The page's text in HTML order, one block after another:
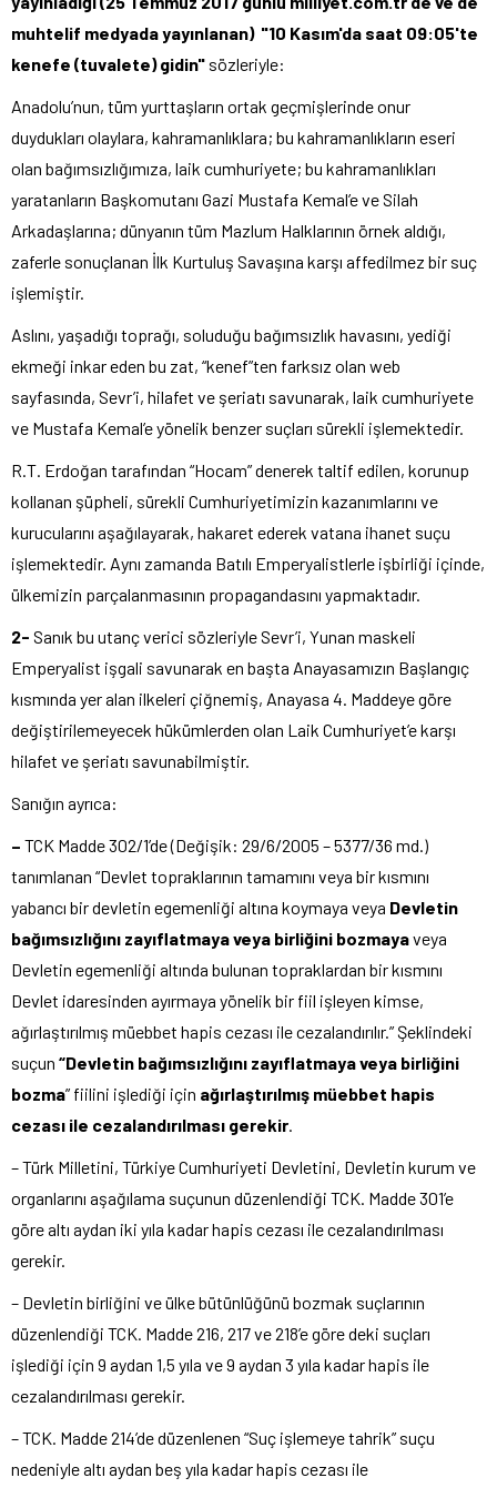
muhtelif medyada yayınlanan) "10 Kasım'da saat 09:05'te
kenefe (tuvalete) gidin" sözleriyle:
Anadolu’nun, tüm yurttaşların ortak geçmişlerinde onur
duydukları olaylara, kahramanlıklara; bu kahramanlıkların eseri
olan bağımsızlığımıza, laik cumhuriyete; bu kahramanlıkları
yaratanların Başkomutanı Gazi Mustafa Kemal’e ve Silah
Arkadaşlarına; dünyanın tüm Mazlum Halklarının örnek aldığı,
zaferle sonuçlanan İlk Kurtuluş Savaşına karşı affedilmez bir suç
işlemiştir.
Aslını, yaşadığı toprağı, soluduğu bağımsızlık havasını, yediği
ekmeği inkar eden bu zat, “kenef”ten farksız olan web
sayfasında, Sevr’i, hilafet ve şeriatı savunarak, laik cumhuriyete
ve Mustafa Kemal’e yönelik benzer suçları sürekli işlemektedir.
R.T. Erdoğan tarafından “Hocam” denerek taltif edilen, korunup
kollanan şüpheli, sürekli Cumhuriyetimizin kazanımlarını ve
kurucularını aşağılayarak, hakaret ederek vatana ihanet suçu
işlemektedir. Aynı zamanda Batılı Emperyalistlerle işbirliği içinde,
ülkemizin parçalanmasının propagandasını yapmaktadır.
2- Sanık bu utanç verici sözleriyle Sevr’i, Yunan maskeli
Emperyalist işgali savunarak en başta Anayasamızın Başlangıç
kısmında yer alan ilkeleri çiğnemiş, Anayasa 4. Maddeye göre
değiştirilemeyecek hükümlerden olan Laik Cumhuriyet’e karşı
hilafet ve şeriatı savunabilmiştir.
Sanığın ayrıca:
– TCK Madde 302/1’de (Değişik: 29/6/2005 – 5377/36 md.)
tanımlanan “Devlet topraklarının tamamını veya bir kısmını
yabancı bir devletin egemenliği altına koymaya veya Devletin
bağımsızlığını zayıflatmaya veya birliğini bozmayaveya
Devletin egemenliği altında bulunan topraklardan bir kısmını
Devlet idaresinden ayırmaya yönelik bir fiil işleyen kimse,
ağırlaştırılmış müebbet hapis cezası ile cezalandırılır.” Şeklindeki
suçun “Devletin bağımsızlığını zayıflatmaya veya birliğini
bozma” fiilini işlediği için ağırlaştırılmış müebbet hapis
cezası ile cezalandırılması gerekir.
– Türk Milletini, Türkiye Cumhuriyeti Devletini, Devletin kurum ve
organlarını aşağılama suçunun düzenlendiği TCK. Madde 301’e
göre altı aydan iki yıla kadar hapis cezası ile cezalandırılması
gerekir.
– Devletin birliğini ve ülke bütünlüğünü bozmak suçlarının
düzenlendiği TCK. Madde 216, 217 ve 218’e göre deki suçları
işlediği için 9 aydan 1,5 yıla ve 9 aydan 3 yıla kadar hapis ile
cezalandırılması gerekir.
– TCK. Madde 214’de düzenlenen “Suç işlemeye tahrik” suçu
nedeniyle altı aydan beş yıla kadar hapis cezası ile